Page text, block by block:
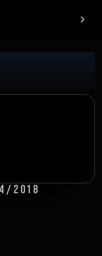
chevron_right
2018